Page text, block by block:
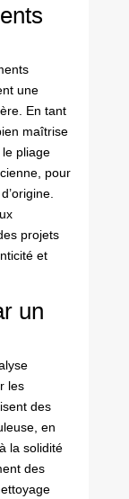
une
En tant
maîtrise
pliage
pour
projets
et
un
les
des
en
la solidité
des